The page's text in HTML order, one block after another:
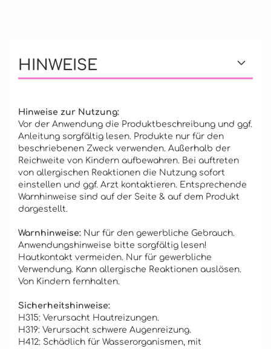
HINWEISE
Hinweise zur Nutzung:
Vor der Anwendung die Produktbeschreibung und ggf.
Anleitung sorgfältig lesen. Produkte nur für den
beschriebenen Zweck verwenden. Außerhalb der
Reichweite von Kindern aufbewahren. Bei auftreten
von allergischen Reaktionen die Nutzung sofort
einstellen und ggf. Arzt kontaktieren. Entsprechende
Warnhinweise sind auf der Seite & auf dem Produkt
dargestellt.
Warnhinweise: Nur für den gewerbliche Gebrauch.
Anwendungshinweise bitte sorgfältig lesen!
Hautkontakt vermeiden. Nur für gewerbliche
Verwendung. Kann allergische Reaktionen auslösen.
Von Kindern fernhalten.
Sicherheitshinweise:
H315: Verursacht Hautreizungen.
H319: Verursacht schwere Augenreizung.
H412: Schädlich für Wasserorganismen, mit